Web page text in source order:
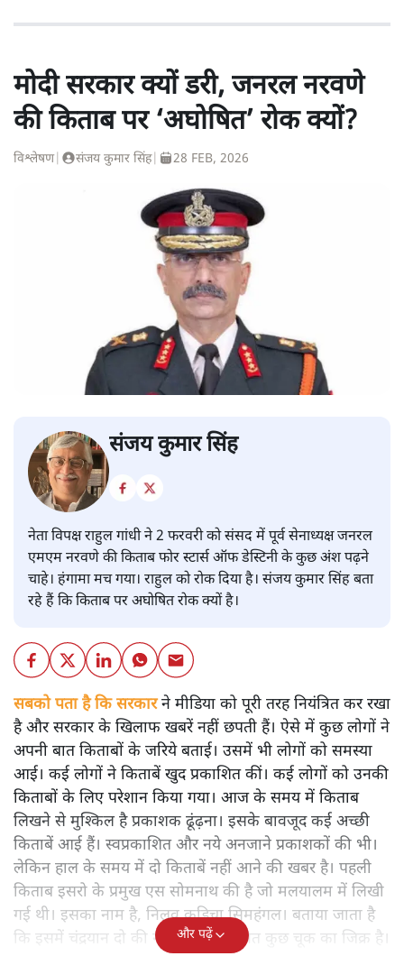
मोदी सरकार क्यों डरी, जनरल नरवणे
की किताब पर ‘अघोषित’ रोक क्यों?
विश्लेषण| संजय कुमार सिंह| 28 FEB, 2026
संजय कुमार सिंह
नेता विपक्ष राहुल गांधी ने 2 फरवरी को संसद में पूर्व सेनाध्यक्ष जनरल
एमएम नरवणे की किताब फोर स्टार्स ऑफ डेस्टिनी के कुछ अंश पढ़ने
चाहे। हंगामा मच गया। राहुल को रोक दिया है। संजय कुमार सिंह बता
रहे हैं कि किताब पर अघोषित रोक क्यों है।
सबको पता है कि सरकारने मीडिया को पूरी तरह नियंत्रित कर रखा
है और सरकार के खिलाफ खबरें नहीं छपती हैं। ऐसे में कुछ लोगों ने
अपनी बात किताबों के जरिये बताई। उसमें भी लोगों को समस्या
आई। कई लोगों ने किताबें खुद प्रकाशित कीं। कई लोगों को उनकी
किताबों के लिए परेशान किया गया। आज के समय में किताब
लिखने से मुश्किल है प्रकाशक ढूंढ़ना। इसके बावजूद कई अच्छी
किताबें आई हैं। स्वप्रकाशित और नये अनजाने प्रकाशकों की भी।
लेकिन हाल के समय में दो किताबें नहीं आने की खबर है। पहली
किताब इसरो के प्रमुख एस सोमनाथ की है जो मलयालम में लिखी
गई थी। इसका नाम है, निलवु कुडिचा सिमहंगल। बताया जाता है
कि इसमें चंद्रयान दो की नाकामी से संबंधित कुछ चूक का जिक्र है।
और पढ़ें